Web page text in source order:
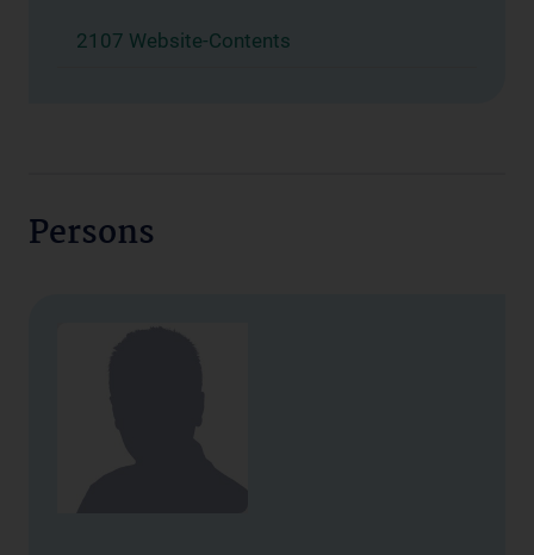
2107 Website-Contents
Persons